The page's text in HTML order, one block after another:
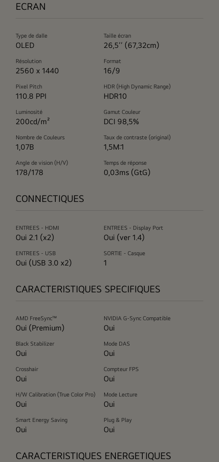
ECRAN
Type de dalle
OLED
Taille écran
26,5’’ (67,32cm)
Résolution
2560 x 1440
Format
16/9
Pixel Pitch
110.8 PPI
HDR (High Dynamic Range)
HDR10
Luminosité
200cd/m²
Gamut Couleur
DCI 98,5%
Nombre de Couleurs
1,07B
Taux de contraste (original)
1,5M:1
Angle de vision (H/V)
178/178
Temps de réponse
0,03ms (GtG)
CONNECTIQUES
ENTREES - HDMI
Oui 2.1 (x2)
ENTREES - Display Port
Oui (ver 1.4)
ENTREES - USB
Oui (USB 3.0 x2)
SORTIE - Casque
1
CARACTERISTIQUES SPECIFIQUES
AMD FreeSync™
Oui (Premium)
NVIDIA G-Sync Compatible
Oui
Black Stabilizer
Oui
Mode DAS
Oui
Crosshair
Oui
Compteur FPS
Oui
H/W Calibration (True Color Pro)
Oui
Mode Lecture
Oui
Smart Energy Saving
Oui
Plug & Play
Oui
CARACTERISTIQUES ENERGETIQUES